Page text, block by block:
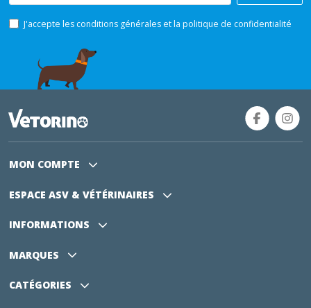
J'accepte les conditions générales et la politique de confidentialité
MON COMPTE
ESPACE ASV & VÉTÉRINAIRES
INFORMATIONS
MARQUES
CATÉGORIES